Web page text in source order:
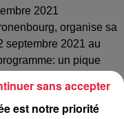
2021
organise sa
septembre 2021 au
un pique
jeux d'extérieur, une
sous le signe de la
cette fête
est notre priorité
sans accepter